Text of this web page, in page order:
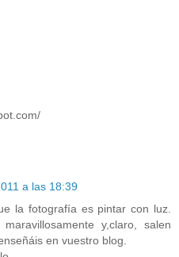
a las 18:39
la fotografía es pintar con luz.
y,claro, salen
en vuestro blog.